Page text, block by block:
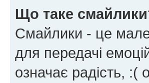
Що таке
Смайлики - це
для передачі
означає радість,